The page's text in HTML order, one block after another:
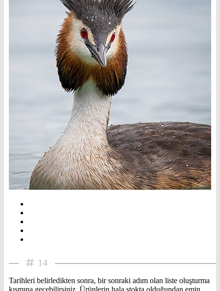
14
Tarihleri belirledikten sonra, bir sonraki adım olan liste oluşturma